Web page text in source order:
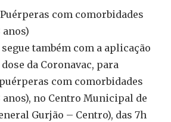
com comorbidades
anos)
também com a aplicação
da Coronavac, para
com comorbidades
anos), no Centro Municipal de
Gurjão – Centro), das 7h